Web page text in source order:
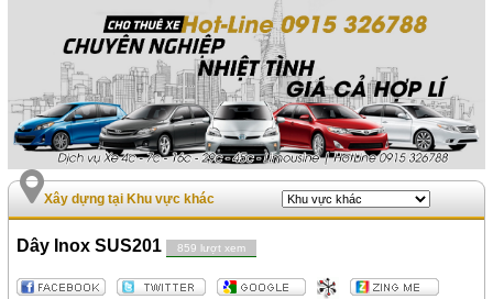
Xây dựng tại Khu vực khác
Dây Inox SUS201 859 lượt xem